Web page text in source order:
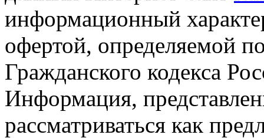
информационный
офертой, определяемой
Гражданского кодекса
Информация,
рассматриваться как